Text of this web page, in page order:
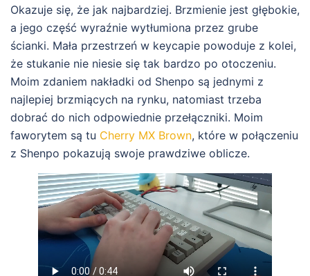
Okazuje się, że jak najbardziej. Brzmienie jest głębokie,
a jego część wyraźnie wytłumiona przez grube
ścianki. Mała przestrzeń w keycapie powoduje z kolei,
że stukanie nie niesie się tak bardzo po otoczeniu.
Moim zdaniem nakładki od Shenpo są jednymi z
najlepiej brzmiących na rynku, natomiast trzeba
dobrać do nich odpowiednie przełączniki. Moim
faworytem są tu Cherry MX Brown, które w połączeniu
z Shenpo pokazują swoje prawdziwe oblicze.